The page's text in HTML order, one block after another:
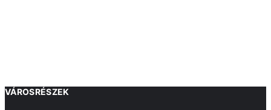
VÁROSRÉSZEK